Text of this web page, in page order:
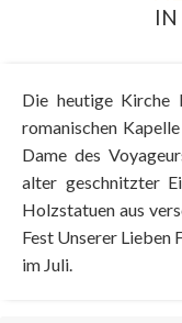
IN
Die heutige Kirche
romanischen
Dame des
alter geschnitzter
Holzstatuen aus
Fest Unserer Lieben
im Juli.